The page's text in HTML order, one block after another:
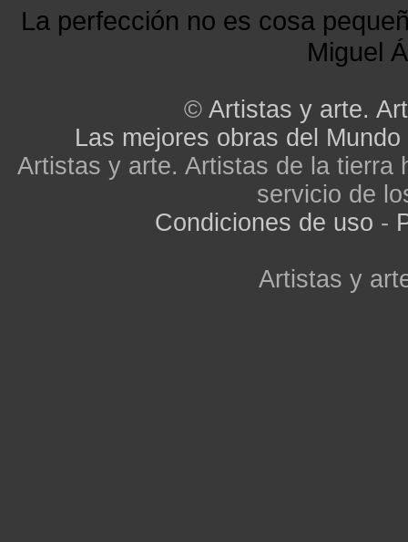
La perfección no es cosa
Miguel
© Artistas y arte.
Las mejores obras del Mundo
Artistas y arte. Artistas de la tierra
servicio de
Condiciones de uso -
Artistas y